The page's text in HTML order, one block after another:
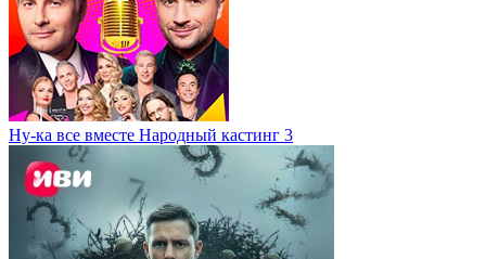
Ну-ка все вместе Народный кастинг 3